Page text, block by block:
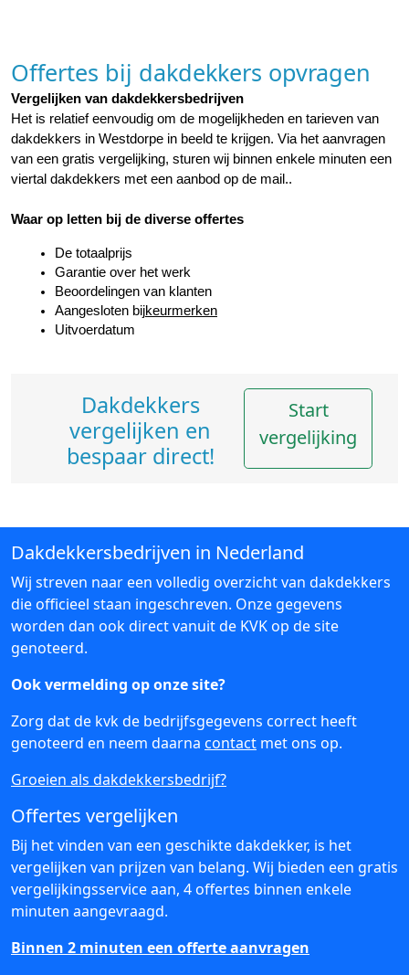
Offertes bij dakdekkers opvragen
Vergelijken van dakdekkersbedrijven
Het is relatief eenvoudig om de mogelijkheden en tarieven van
dakdekkers in Westdorpe in beeld te krijgen. Via het aanvragen
van een gratis vergelijking, sturen wij binnen enkele minuten een
viertal dakdekkers met een aanbod op de mail..
Waar op letten bij de diverse offertes
De totaalprijs
Garantie over het werk
Beoordelingen van klanten
Aangesloten bijkeurmerken
Uitvoerdatum
Dakdekkers
vergelijken en
bespaar direct!
Start
vergelijking
Dakdekkersbedrijven in Nederland
Wij streven naar een volledig overzicht van dakdekkers
die officieel staan ingeschreven. Onze gegevens
worden dan ook direct vanuit de KVK op de site
genoteerd.
Ook vermelding op onze site?
Zorg dat de kvk de bedrijfsgegevens correct heeft
genoteerd en neem daarna contact met ons op.
Groeien als dakdekkersbedrijf?
Offertes vergelijken
Bij het vinden van een geschikte dakdekker, is het
vergelijken van prijzen van belang. Wij bieden een gratis
vergelijkingsservice aan, 4 offertes binnen enkele
minuten aangevraagd.
Binnen 2 minuten een offerte aanvragen